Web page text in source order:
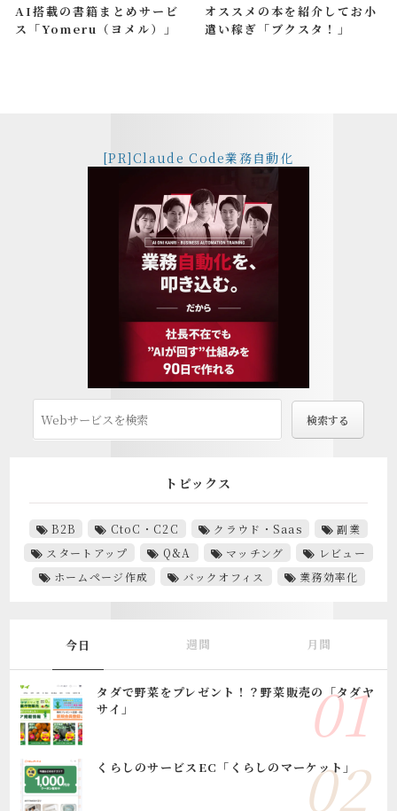
AI搭載の書籍まとめサービ
ス「Yomeru（ヨメル）」
オススメの本を紹介してお小
遣い稼ぎ「ブクスタ！」
[PR]Claude Code業務自動化
トピックス
B2B CtoC・C2C クラウド・Saas
副業
スタートアップ
Q&A マッチング
レビュー
ホームページ作成
バックオフィス 業務効率化
今日 週間 月間
タダで野菜をプレゼント！？野菜販売の「タダヤ
サイ」
くらしのサービスEC「くらしのマーケット」